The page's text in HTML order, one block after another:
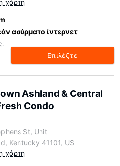
χάρτη
ασύρματο ίντερνετ
Επιλέξτε
Ashland & Central
Condo
St, Unit
Kentucky 41101, US
χάρτη